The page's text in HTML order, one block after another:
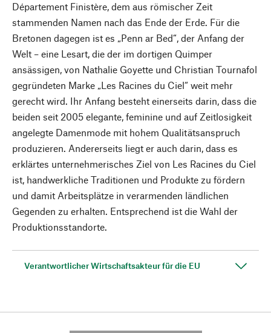
Département Finistère, dem aus römischer Zeit
stammenden Namen nach das Ende der Erde. Für die
Bretonen dagegen ist es „Penn ar Bed“, der Anfang der
Welt – eine Lesart, die der im dortigen Quimper
ansässigen, von Nathalie Goyette und Christian Tournafol
gegründeten Marke „Les Racines du Ciel“ weit mehr
gerecht wird. Ihr Anfang besteht einerseits darin, dass die
beiden seit 2005 elegante, feminine und auf Zeitlosigkeit
angelegte Damenmode mit hohem Qualitätsanspruch
produzieren. Andererseits liegt er auch darin, dass es
erklärtes unternehmerisches Ziel von Les Racines du Ciel
ist, handwerkliche Traditionen und Produkte zu fördern
und damit Arbeitsplätze in verarmenden ländlichen
Gegenden zu erhalten. Entsprechend ist die Wahl der
Produktionsstandorte.
Verantwortlicher Wirtschaftsakteur für die EU